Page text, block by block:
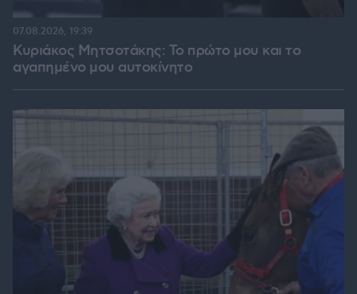
Κυριάκος Μητσοτάκης: Το πρώτο μου και το
αγαπημένο μου αυτοκίνητο
07.08.2026, 19:39